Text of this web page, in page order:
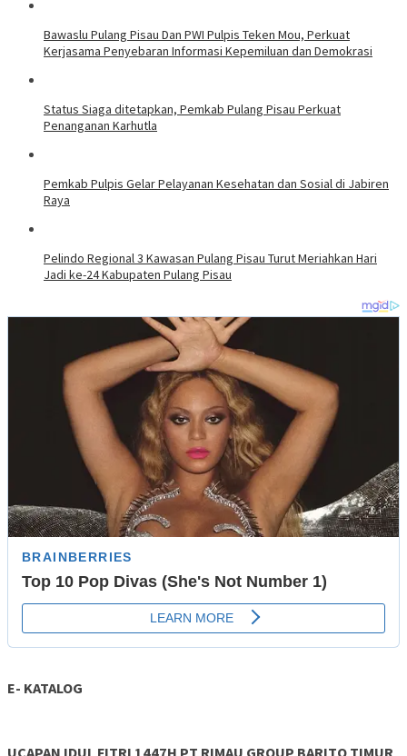
Bawaslu Pulang Pisau Dan PWI Pulpis Teken Mou, Perkuat
Kerjasama Penyebaran Informasi Kepemiluan dan Demokrasi
Status Siaga ditetapkan, Pemkab Pulang Pisau Perkuat
Penanganan Karhutla
Pemkab Pulpis Gelar Pelayanan Kesehatan dan Sosial di Jabiren
Raya
Pelindo Regional 3 Kawasan Pulang Pisau Turut Meriahkan Hari
Jadi ke-24 Kabupaten Pulang Pisau
E- KATALOG